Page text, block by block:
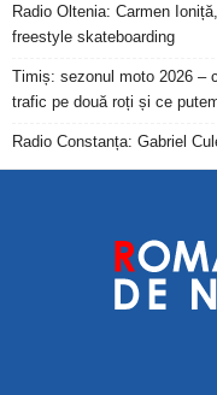
Radio Oltenia: Carmen
freestyle skateboarding
Timiș: sezonul moto 2026 –
trafic pe două roți și ce
Radio Constanța: Gabriel